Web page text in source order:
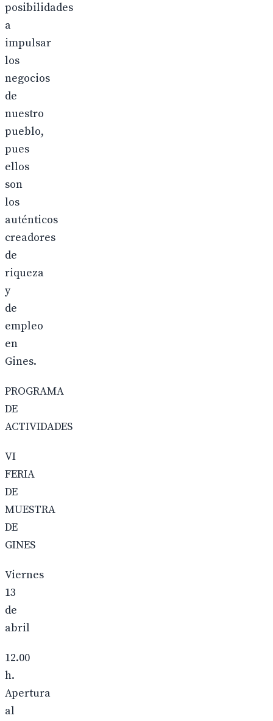
posibilidades
a
impulsar
los
negocios
de
nuestro
pueblo,
pues
ellos
son
los
auténticos
creadores
de
riqueza
y
de
empleo
en
Gines.
PROGRAMA
DE
ACTIVIDADES
VI
FERIA
DE
MUESTRA
DE
GINES
Viernes
13
de
abril
12.00
h.
Apertura
al